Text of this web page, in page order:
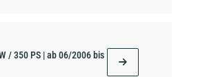
/ 350 PS | ab 06/2006 bis